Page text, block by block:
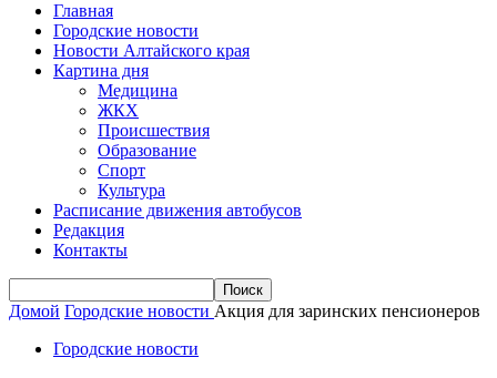
Главная
Городские новости
Новости Алтайского края
Картина дня
Медицина
ЖКХ
Происшествия
Образование
Спорт
Культура
Расписание движения автобусов
Редакция
Контакты
Домой Городские новости Акция для заринских пенсионеров
Городские новости